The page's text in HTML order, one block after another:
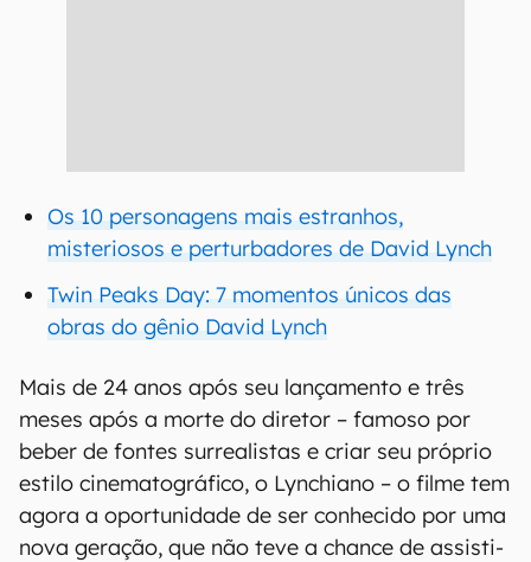
Os 10 personagens mais estranhos,
misteriosos e perturbadores de David Lynch
Twin Peaks Day: 7 momentos únicos das
obras do gênio David Lynch
Mais de 24 anos após seu lançamento e três
meses após a morte do diretor – famoso por
beber de fontes surrealistas e criar seu próprio
estilo cinematográfico, o Lynchiano – o filme tem
agora a oportunidade de ser conhecido por uma
nova geração, que não teve a chance de assisti-